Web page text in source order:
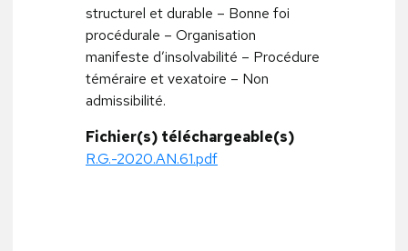
structurel et durable – Bonne foi
procédurale – Organisation
manifeste d’insolvabilité – Procédure
téméraire et vexatoire – Non
admissibilité.
Fichier(s) téléchargeable(s)
R.G.-2020.AN.61.pdf